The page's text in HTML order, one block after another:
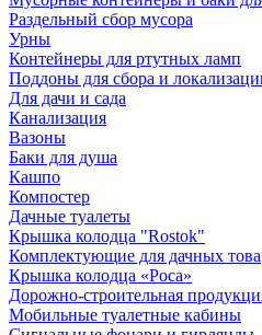
Раздельный сбор мусора
Урны
Контейнеры для ртутных ламп
Поддоны для сбора и
Для дачи и сада
Канализация
Вазоны
Баки для душа
Кашпо
Компостер
Дачные туалеты
Крышка колодца "Rostok"
Комплектующие для дачных
Крышка колодца «Роса»
Дорожно-строительная
Мобильные туалетные кабины